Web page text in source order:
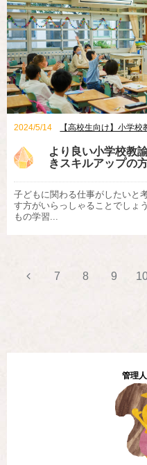
2024/5/14 【高校生向け】小学校
より良い小学校教
きスキルアップの
子どもに関わる仕事がしたいと
す方がいらっしゃることでしょ
もの学習...
7 8 9
管理